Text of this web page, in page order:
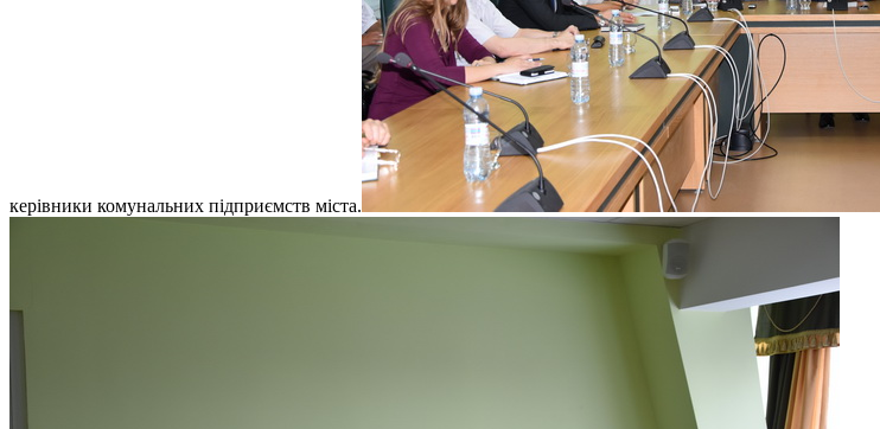
керівники комунальних підприємств міста.